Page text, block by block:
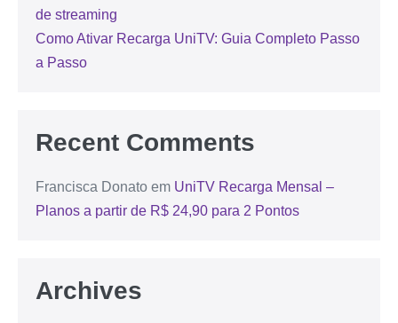
de streaming
Como Ativar Recarga UniTV: Guia Completo Passo
a Passo
Recent Comments
Francisca Donato em UniTV Recarga Mensal –
Planos a partir de R$ 24,90 para 2 Pontos
Archives